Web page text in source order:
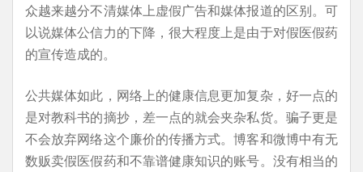
众越来越分不清媒体上虚假广告和媒体报道的区别。可
以说媒体公信力的下降，很大程度上是由于对假医假药
的宣传造成的。
公共媒体如此，网络上的健康信息更加复杂，好一点的
是对教科书的摘抄，差一点的就会夹杂私货。骗子更是
不会放弃网络这个廉价的传播方式。博客和微博中有无
数贩卖假医假药和不靠谱健康知识的账号。没有相当的